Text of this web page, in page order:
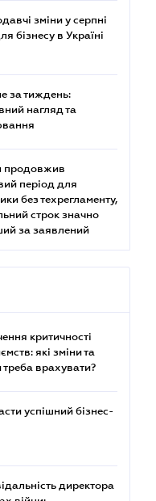
зміни у серпні
бізнесу в Україні
за тиждень:
нагляд та
продовжив
період для
без техрегламенту,
строк значно
за заявлений
критичності
які зміни та
треба врахувати?
успішний бізнес-
директора